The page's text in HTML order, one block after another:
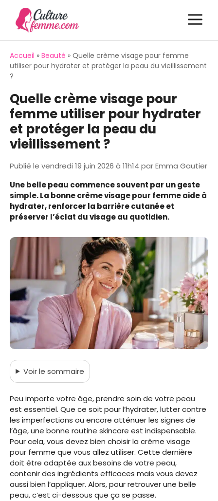
contenu
Accueil » Beauté » Quelle crème visage pour femme
utiliser pour hydrater et protéger la peau du vieillissement
?
Quelle crème visage pour
femme utiliser pour hydrater
et protéger la peau du
vieillissement ?
Publié le vendredi 19 juin 2026 à 11h14 parEmma Gautier
Une belle peau commence souvent par un geste
simple. La bonne crème visage pour femme aide à
hydrater, renforcer la barrière cutanée et
préserver l’éclat du visage au quotidien.
Voirle sommaire
Peu importe votre âge, prendre soin de votre peau
est essentiel. Que ce soit pour l’hydrater, lutter contre
les imperfections ou encore atténuer les signes de
l’âge, une bonne routine skincare est indispensable.
Pour cela, vous devez bien choisir la crème visage
pour femme que vous allez utiliser. Cette dernière
doit être adaptée aux besoins de votre peau,
contenir des ingrédients efficaces mais vous devez
aussi bien l’appliquer. Alors, pour retrouver une belle
peau, c’est ci-dessous que ça se passe.